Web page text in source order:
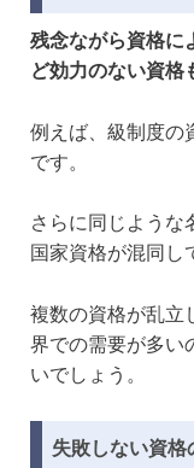
残念ながら資格に
ど効力のない資格
例えば、級制度の
です。
さらに同じような
国家資格が混同し
複数の資格が乱立
界での需要が多い
いでしょう。
失敗しない資格